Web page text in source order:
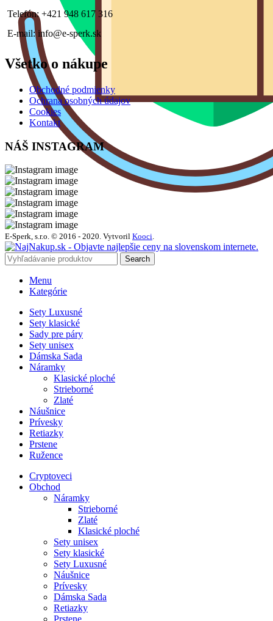
Telefón: +421 948 617 316
E-mail: info@e-sperk.sk
Všetko o nákupe
Obchodné podmienky
Ochrana osobných údajov
Cookies
Kontakt
NÁŠ INSTAGRAM
E-Sperk, s.r.o. © 2016 - 2020. Vytvoril Kooci.
Search
Menu
Kategórie
Sety Luxusné
Sety klasické
Sady pre páry
Sety unisex
Dámska Sada
Náramky
Klasické ploché
Strieborné
Zlaté
Náušnice
Prívesky
Retiazky
Prstene
Ružence
Cryptoveci
Obchod
Náramky
Strieborné
Zlaté
Klasické ploché
Sety unisex
Sety klasické
Sety Luxusné
Náušnice
Prívesky
Dámska Sada
Retiazky